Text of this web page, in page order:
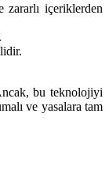
zararlı içeriklerden
bu teknolojiyi
ve yasalara tam